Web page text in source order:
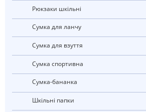
рюкзаки шкільні
Сумка для ланчу
Сумка для взуття
Сумка спортивна
Сумка-бананка
Шкільні папки